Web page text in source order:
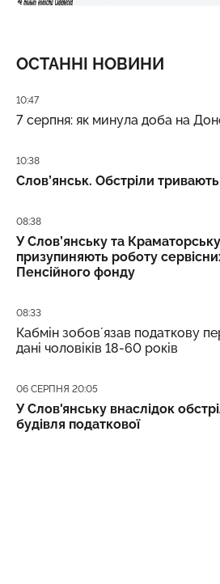
ОСТАННІ НОВИНИ
Дата публікації
10:47
7 серпня: як минула доба на
Дата публікації
10:38
Слов’янськ. Обстріли
Дата публікації
08:38
У Слов’янську та
призупиняють роботу
Пенсійного фонду
Дата публікації
08:33
Кабмін зобовʼязав податкову
дані чоловіків 18-60 років
Дата публікації
06 СЕРПНЯ 20:05
У Слов'янську внаслідок
будівля податкової